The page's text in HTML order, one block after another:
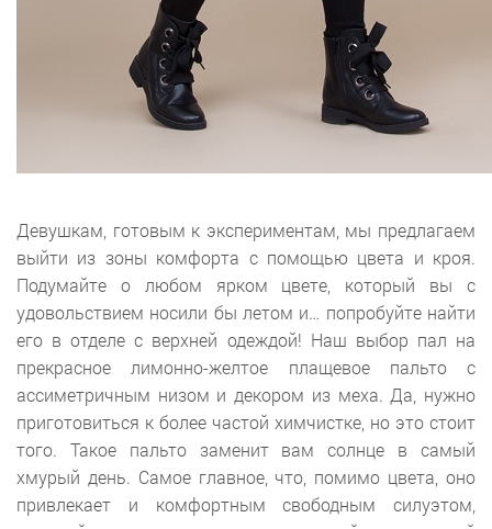
Девушкам, готовым к экспериментам, мы предлагаем
выйти из зоны комфорта с помощью цвета и кроя.
Подумайте о любом ярком цвете, который вы с
удовольствием носили бы летом и… попробуйте найти
его в отделе с верхней одеждой! Наш выбор пал на
прекрасное лимонно-желтое плащевое пальто с
ассиметричным низом и декором из меха. Да, нужно
приготовиться к более частой химчистке, но это стоит
того. Такое пальто заменит вам солнце в самый
хмурый день. Самое главное, что, помимо цвета, оно
привлекает и комфортным свободным силуэтом,